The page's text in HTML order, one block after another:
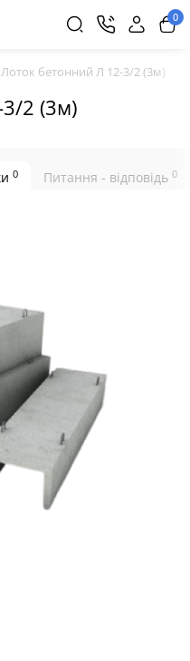
0
Лоток бетонний Л 12-3/2 (3м)
2 (3м)
0 Питання - відповідь 0